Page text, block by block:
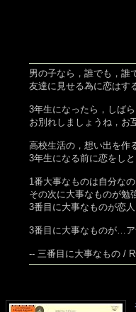
男の子なら，誰でも，誰
友達に見せる為に恋はす
3年生になったら，しば
お別れしましょうね，お
高校生活の，想い出を作
3年生になる前に恋をし
1番大事なものは自分なの
その次に大事なものが勉
3番目に大事なものが恋人
3番目に大事なものが…ア
-- 三番目に大事なもの /